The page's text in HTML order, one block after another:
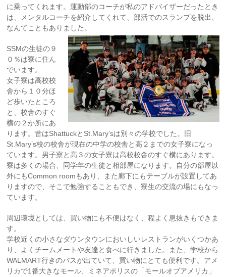
に乗ってくれます。運動部のコーチが私のアドバイザーだったとき
は、メンタルコーチを紹介してくれて、部活でのスランプを脱出、
なんてこともありました。
SSMの生徒の９
０％は寮に住ん
でいます。
女子寮は高校校
舎から１０分ほ
ど歩いたところ
と、校舎のすぐ
横の２か所にあ
ります。昔はShattuckとSt.Mary’sは別々の学校でした。旧
St.Mary’s校の校舎が現在の中学の校舎と高２までの女子寮になっ
ています。男子寮と高３の女子寮は高校校舎のすぐ横にあります。
寮は多くの場合、同学年の生徒と相部屋になります。自分の部屋以
外にもCommon roomもあり、また廊下にもテーブルが設置してあ
りますので、そこで勉強することもでき、寮生の交流の場にもなっ
ています。
周辺環境としては、買い物にも不便はなく、程よく息抜きもできま
す。
学校近くの小さなダウンタウンにおいしいレストランがいくつかあ
り、よくチームメートや友達と食べに行きました。また、学校から
WALMART行きのバスが出ていて、買い物にとても便利です。アメ
リカで1番大きなモール、ミネアポリスの「モールオブアメリカ」